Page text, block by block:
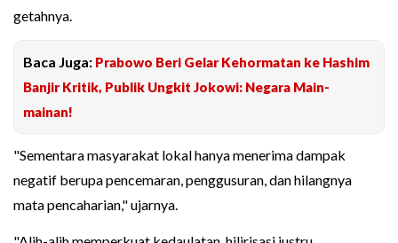
getahnya.
Baca Juga: Prabowo Beri Gelar Kehormatan ke Hashim
Banjir Kritik, Publik Ungkit Jokowi: Negara Main-
mainan!
"Sementara masyarakat lokal hanya menerima dampak
negatif berupa pencemaran, penggusuran, dan hilangnya
mata pencaharian," ujarnya.